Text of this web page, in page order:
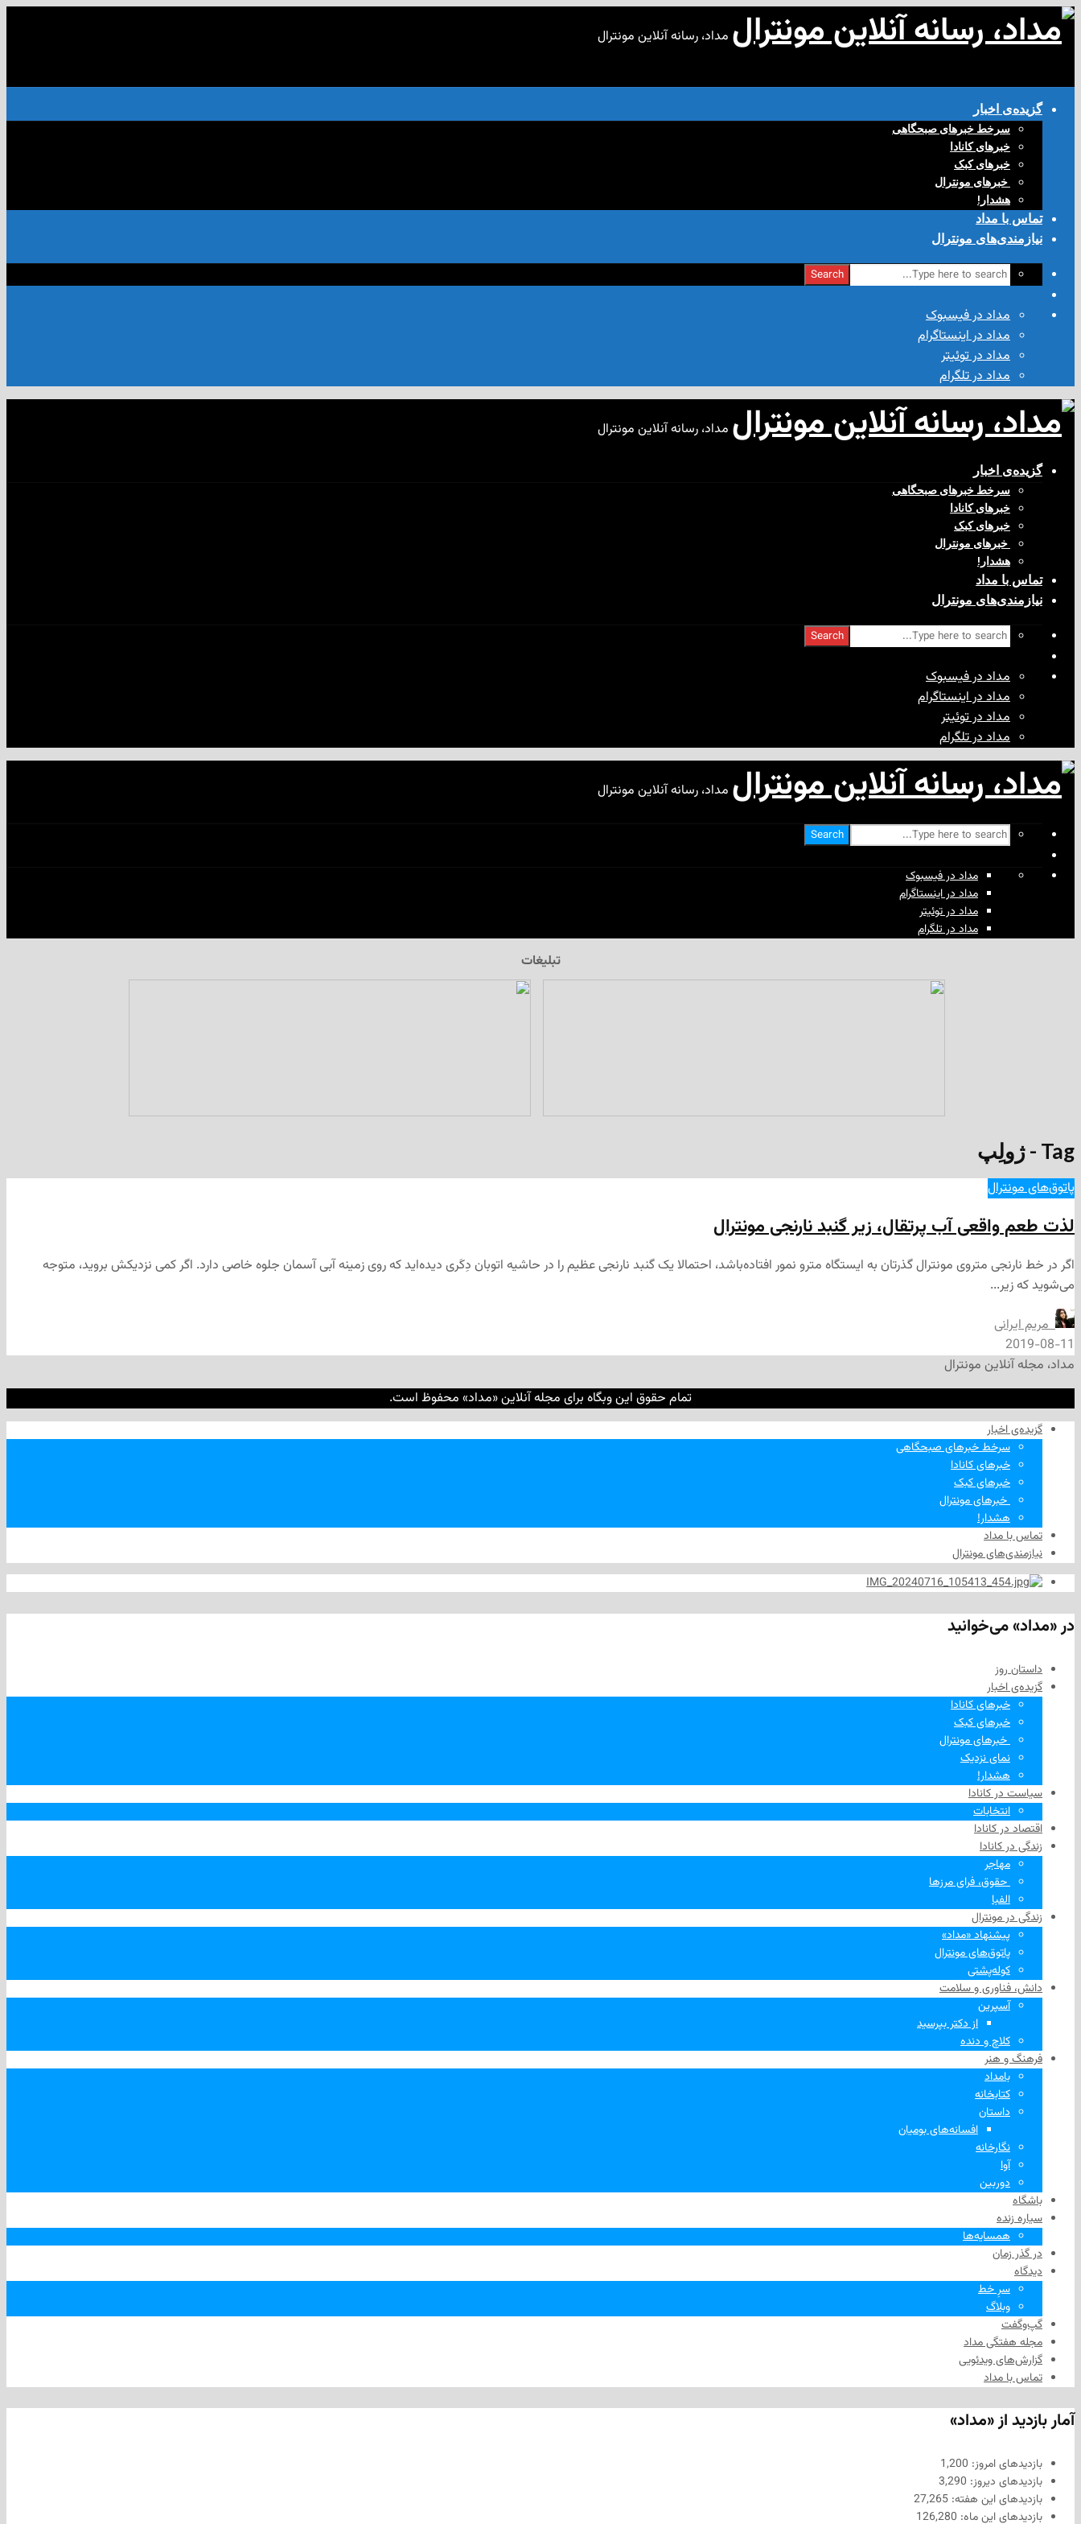
مداد، رسانه آنلاین مونترال
گزیده‌ی‌ اخبار
سرخط خبرهای صبحگاهی
خبرهای کانادا
خبرهای کبک
‌ خبرهای مونترال
هشدار!
تماس با مداد
نیازمندی‌های مونترال
Search
مداد در فیسبوک
مداد در اینستاگرام
مداد در توئیتر
مداد در تلگرام
مداد، رسانه آنلاین مونترال
گزیده‌ی‌ اخبار
سرخط خبرهای صبحگاهی
خبرهای کانادا
خبرهای کبک
‌ خبرهای مونترال
هشدار!
تماس با مداد
نیازمندی‌های مونترال
Search
مداد در فیسبوک
مداد در اینستاگرام
مداد در توئیتر
مداد در تلگرام
مداد، رسانه آنلاین مونترال
Search
مداد در فیسبوک
مداد در اینستاگرام
مداد در توئیتر
مداد در تلگرام
تبلیغات
Tag - ژولِپ
پاتوق‌های مونترال
لذت طعم واقعی آب پرتقال، زیر گنبد نارنجی مونترال
اگر در خط نارنجی متروی مونترال گذرتان به ایستگاه مترو نمور افتاده‌‌باشد، احتمالا یک گنبد نارنجی عظیم را در حاشیه اتوبان دِکَری دیده‌اید که روی زمینه آبی آسمان جلوه خاصی دارد. اگر کمی نزدیکش بروید، متوجه
می‌شوید که زیر...
‌ مریم ایرانی
2019-08-11
مداد، مجله آنلاین مونترال
تمام حقوق این وبگاه برای مجله آنلاین «مداد» محفوظ است.
گزیده‌ی‌ اخبار
سرخط خبرهای صبحگاهی
خبرهای کانادا
خبرهای کبک
‌ خبرهای مونترال
هشدار!
تماس با مداد
نیازمندی‌های مونترال
در «مداد» می‌خوانید
داستان روز
گزیده‌ی‌ اخبار
خبرهای کانادا
خبرهای کبک
‌ خبرهای مونترال
نمای نزدیک
هشدار!
سیاست در کانادا
انتخابات
اقتصاد در کانادا
زندگی در کانادا
مهاجر
‌ حقوق، فرای مرزها
الفبا
زندگی در مونترال
پیشنهاد «مداد»
پاتوق‌های مونترال
کوله‌پشتی
دانش، فناوری و سلامت
آسپرین
از دکتر بپرسید
کلاچ و دنده
فرهنگ و هنر
بامداد
کتابخانه
داستان
افسانه‌های بومیان
نگارخانه
آوا
دوربین
باشگاه
سیاره زنده
همسایه‌ها
در گذر زمان
دیدگاه
سرِ خط
وبلاگ
گپ‌وگفت
مجله هفتگی مداد
گزارش‌های ویدئویی
تماس با مداد
آمار بازدید از «مداد»
بازدیدهای امروز: 1,200
بازدیدهای دیروز: 3,290
بازدیدهای این هفته: 27,265
بازدیدهای این ماه: 126,280